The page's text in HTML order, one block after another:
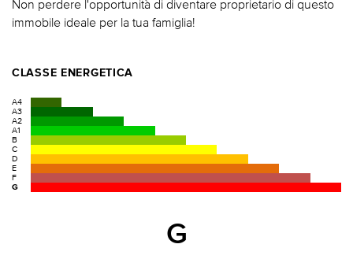
Non perdere l'opportunità di diventare proprietario di questo
immobile ideale per la tua famiglia!
CLASSE ENERGETICA
A4
A3
A2
A1
B
C
D
E
F
G
G